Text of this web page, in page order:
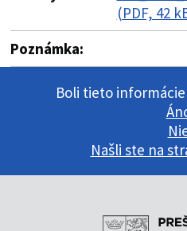
(PDF, 42
Poznámka:
Boli tieto
Našli ste na